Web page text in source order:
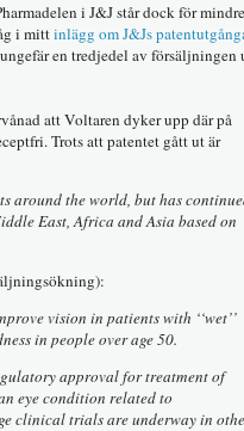
i J&J står dock för
i mittinlägg om J&Js
en tredjedel av
att Voltaren dyker upp där på
Trots att patentet gått ut är
around the world, but has
East, Africa and Asia based on
vision in patients with ‘‘wet’’
in people over age 50.
approval for treatment of
eye condition related to
clinical trials are underway in